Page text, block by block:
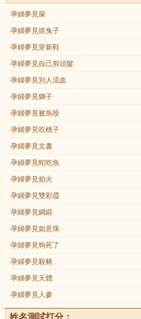
孕婦夢見屎
孕婦夢見抓兔子
孕婦夢見穿新鞋
孕婦夢見自己剪頭髮
孕婦夢見別人流血
孕婦夢見獅子
孕婦夢見被魚咬
孕婦夢見吃桃子
孕婦夢見文書
孕婦夢見蛇吃魚
孕婦夢見焰火
孕婦夢見雙彩霞
孕婦夢見綢緞
孕婦夢見如意珠
孕婦夢見狗死了
孕婦夢見殺豬
孕婦夢見天體
孕婦夢見人參
姓名測試打分：